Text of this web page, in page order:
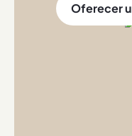
Oferecer